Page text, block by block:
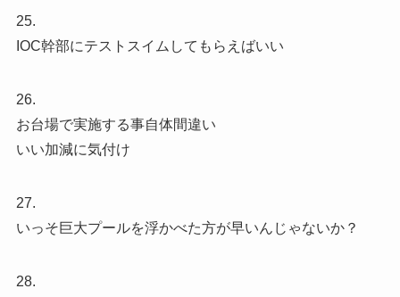
25.
IOC幹部にテストスイムしてもらえばいい
26.
お台場で実施する事自体間違い
いい加減に気付け
27.
いっそ巨大プールを浮かべた方が早いんじゃないか？
28.